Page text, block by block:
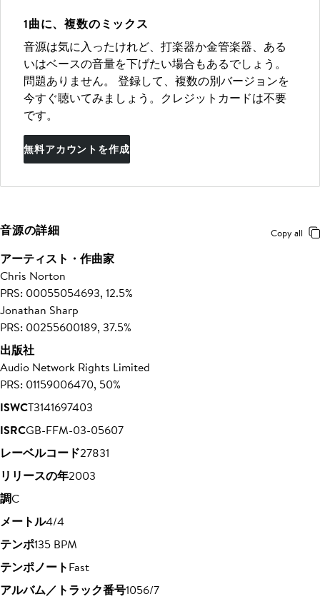
1曲に、複数のミックス
音源は気に入ったけれど、打楽器か金管楽器、ある
いはベースの音量を下げたい場合もあるでしょう。
問題ありません。 登録して、複数の別バージョンを
今すぐ聴いてみましょう。クレジットカードは不要
です。
無料アカウントを作成
音源の詳細 Copy all
アーティスト・作曲家
Chris Norton
PRS: 00055054693, 12.5%
Jonathan Sharp
PRS: 00255600189, 37.5%
出版社
Audio Network Rights Limited
PRS: 01159006470, 50%
ISWCT3141697403
ISRCGB-FFM-03-05607
レーベルコード27831
リリースの年2003
調C
メートル4/4
テンポ135 BPM
テンポノートFast
アルバム／トラック番号1056/7